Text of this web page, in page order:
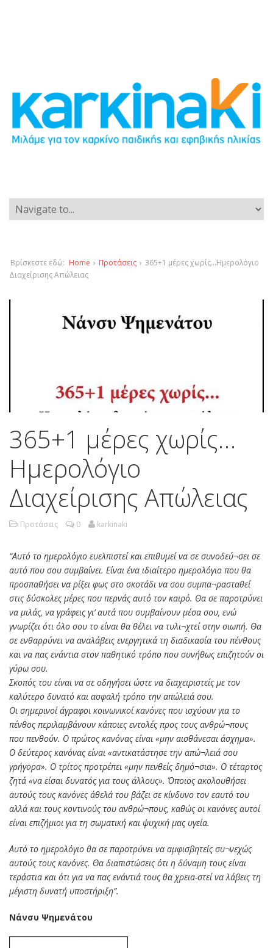
Βρίσκεστε εδώ: Home › Προτάσεις › 365+1 μέρες χωρίς…Ημερολόγιο
Διαχείρισης Απώλειας
365+1 μέρες χωρίς…
Ημερολόγιο
Διαχείρισης Απώλειας
Προτάσεις 0 karkinaki
“Αυτό το ημερολόγιο ευελπιστεί και επιθυμεί να σε συνοδεύ¬σει σε
αυτό που σου συμβαίνει. Είναι ένα ιδιαίτερο ημερολόγιο που θα
προσπαθήσει να ρίξει φως στο σκοτάδι να σου συμπα¬ρασταθεί
στις δύσκολες μέρες που περνάς αυτό τον καιρό. Θα σε παροτρύνει
να μιλάς, να γράφεις γι’ αυτά που συμβαίνουν μέσα σου, ενώ
γνωρίζει ότι όλο σου το είναι θα θέλει να τυλι¬χτεί στην σιωπή. Θα
σε ενθαρρύνει να αναλάβεις ενεργητικά τη διαδικασία του πένθους
και να πας ενάντια στον παθητικό τρόπο που συνήθως επιζητούν οι
γύρω σου.
Σκοπός του είναι να σε οδηγήσει ώστε να διαχειριστείς με τον
καλύτερο δυνατό και ασφαλή τρόπο την απώλειά σου.
Οι σημερινοί άγραφοι κοινωνικοί κανόνες που ισχύουν για το
πένθος περιλαμβάνουν κάποιες εντολές προς τους ανθρώ¬πους
που πενθούν. Ο πρώτος κανόνας είναι «μην αισθάνεσαι άσχημα».
Ο δεύτερος κανόνας είναι «αντικατάστησε την απώ¬λειά σου
γρήγορα». Ο τρίτος προτρέπει «μην πενθείς δημό¬σια». Ο τέταρτος
ζητά «να είσαι δυνατός για τους άλλους». Όποιος ακολουθήσει
αυτούς τους κανόνες άθελά του βάζει σε κίνδυνο τον εαυτό του
αλλά και τους κοντινούς του ανθρώ¬πους, καθώς οι κανόνες αυτοί
είναι επιζήμιοι για τη σωματική και ψυχική μας υγεία.
Αυτό το ημερολόγιο θα σε παροτρύνει να αμφισβητείς συ¬νεχώς
αυτούς τους κανόνες. Θα διαπιστώσεις ότι η δύναμη τους είναι
τεράστια και ότι για να πας ενάντιά τους θα χρεια-στεί να λάβεις τη
μέγιστη δυνατή υποστήριξη”.
Νάνσυ Ψημενάτου